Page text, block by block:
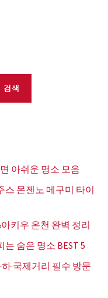
검색
아쉬운 명소 모음
몬젠노 메구미 타이
키우 온천 완벽 정리
숨은 명소 BEST 5
·국제거리 필수 방문